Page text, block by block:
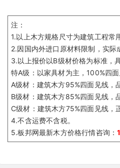
注：
1.以上木方规格尺寸为建筑工程常
2.因国内外进口原材料限制，实
3.以上报价以B级材价格为标准，
特A级：以家具材为主，100%四
A级材：建筑木方95%四面见线
B级材：建筑木方85%四面见线，
C级材：建筑木方75%四面见线
4.不含运费不含税。
5.板邦网最新木方价格行情咨询：